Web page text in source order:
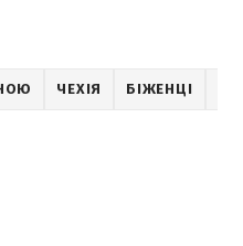
ЧЕХІЯ БІЖЕНЦІ